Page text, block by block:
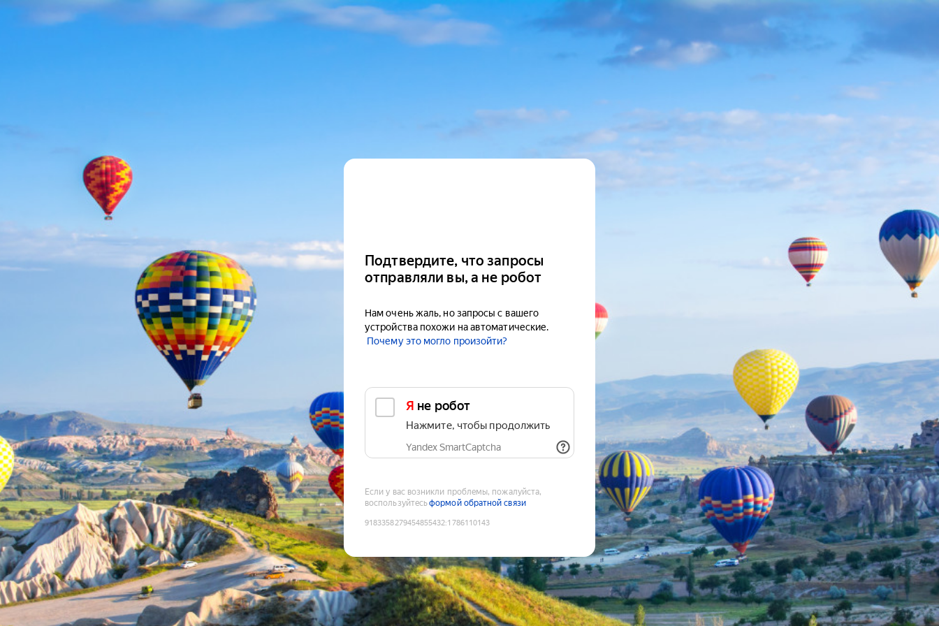
Подтвердите, что запросы
отправляли вы, а не робот
Нам очень жаль, но запросы с вашего
устройства похожи на автоматические.
Почему это могло произойти?
Я не робот
Нажмите, чтобы продолжить
Yandex SmartCaptcha
Если у вас возникли проблемы, пожалуйста,
воспользуйтесьформой обратной связи
9183358279454855432:1786110143